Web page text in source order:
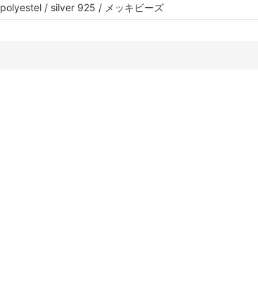
polyestel / silver 925 / メッキビーズ